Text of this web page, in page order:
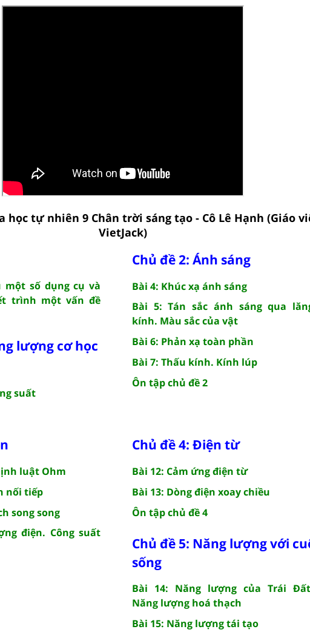
học tự nhiên 9 Chân trời sáng tạo - Cô Lê Hạnh (Giáo
VietJack)
một số dụng cụ và
trình một vấn đề
lượng cơ học
suất
Chủ đề 2: Ánh sáng
Bài 4: Khúc xạ ánh sáng
Bài 5: Tán sắc ánh sáng qua
kính. Màu sắc của vật
Bài 6: Phản xạ toàn phần
Bài 7: Thấu kính. Kính lúp
Ôn tập chủ đề 2
luật Ohm
nối tiếp
song song
điện. Công suất
Chủ đề 4: Điện từ
Bài 12: Cảm ứng điện từ
Bài 13: Dòng điện xoay chiều
Ôn tập chủ đề 4
Chủ đề 5: Năng lượng với
sống
Bài 14: Năng lượng của Trái
Năng lượng hoá thạch
Bài 15: Năng lượng tái tạo